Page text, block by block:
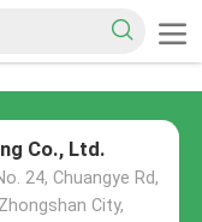
Co., Ltd.
24, Chuangye Rd,
City,